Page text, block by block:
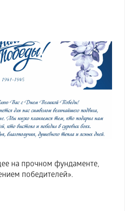
на прочном фундаменте,
победителей».